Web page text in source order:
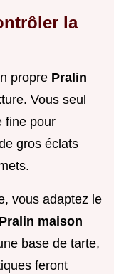
la
propre Pralin
Vous seul
fine pour
gros éclats
vous adaptez le
Pralin maison
base de tarte,
feront